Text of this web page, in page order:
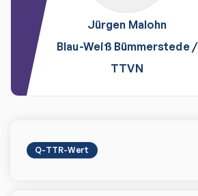
Jürgen Malohn
Blau-Weiß Bümmerstede/
TTVN
Q-TTR-Wert